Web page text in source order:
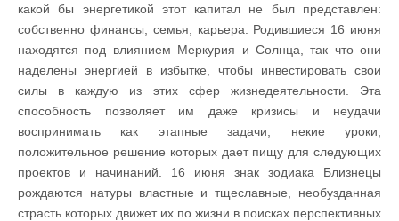
какой бы энергетикой этот капитал не был представлен:
собственно финансы, семья, карьера. Родившиеся 16 июня
находятся под влиянием Меркурия и Солнца, так что они
наделены энергией в избытке, чтобы инвестировать свои
силы в каждую из этих сфер жизнедеятельности. Эта
способность позволяет им даже кризисы и неудачи
воспринимать как этапные задачи, некие уроки,
положительное решение которых дает пищу для следующих
проектов и начинаний. 16 июня знак зодиака Близнецы
рождаются натуры властные и тщеславные, необузданная
страсть которых движет их по жизни в поисках перспективных